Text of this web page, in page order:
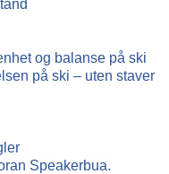
og balanse på ski
på ski – uten staver
Speakerbua.